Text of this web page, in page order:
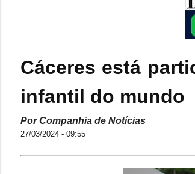
Cáceres está
infantil do mundo
Por Companhia de Notícias
27/03/2024 - 09:55